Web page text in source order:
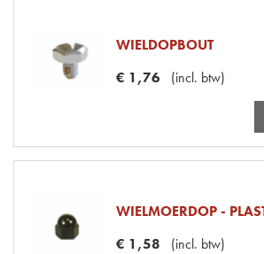
WIELDOPBOUT
€ 1,76 (incl. btw)
WIELMOERDOP -
€ 1,58 (incl. btw)